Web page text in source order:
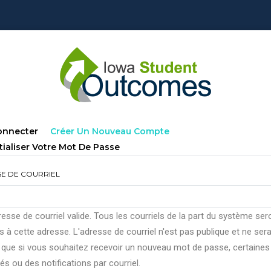
Créer Un Nouveau Compte
Votre Mot De Passe
DE COURRIEL
de courriel valide. Tous les courriels de la part du système
à cette adresse. L'adresse de courriel n'est pas publique et ne sera
si vous souhaitez recevoir un nouveau mot de passe, certaines
ou des notifications par courriel.